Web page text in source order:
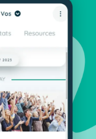
heeft voor